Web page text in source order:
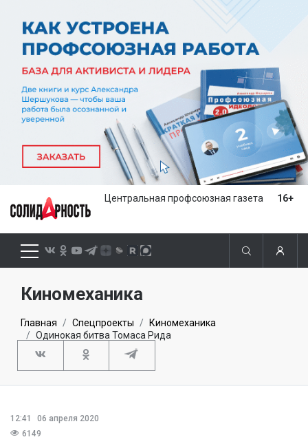
Центральная профсоюзная газета 16+
Киномеханика
Главная Спецпроекты
Киномеханика
Одинокая битва Томаса Рида
12:41
06 апреля 2020
6149